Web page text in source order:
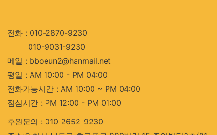
전화 : 010-2870-9230
010-9031-9230
메일 : bboeun2@hanmail.net
평일 : AM 10:00 - PM 04:00
전화가능시간 : AM 10:00 ~ PM 04:00
점심시간 : PM 12:00 - PM 01:00
후원문의 : 010-2652-9230